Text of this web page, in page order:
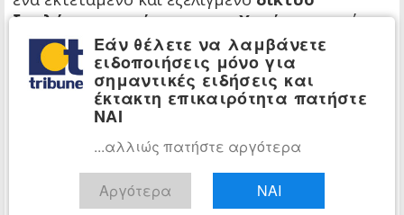
ξεπλύματος χρήματος της Χαμάς, το οποίο
λειτουργούσε εντός τηςΤουρκίαςυπό την
άμεση καθοδήγηση τουΙράν.
Σύμφωνα με έγγραφα που κατασχέθηκαν και
δημοσιοποιήθηκαν από τις ισραηλινές
υπηρεσίες ασφαλείας, το δίκτυο διευθύνεται
ανταλλακτήρια χρημάτων και εξόριστους
από τη Γάζα, οι οποίοι έχουν αναπτύξει
σημαντικές οικονομικές δραστηριότητες στην
Εάν θέλετε να λαμβάνετε
ειδοποιήσεις μόνο για
σημαντικές ειδήσεις και
έκτακτη επικαιρότητα πατήστε
ΝΑΙ
...αλλιώς πατήστε αργότερα
Αργότερα ΝΑΙ